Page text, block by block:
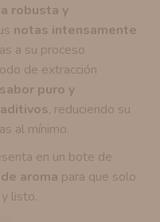
robusta y
notas intensamente
a su proceso
de extracción
puro y
, reduciendo su
al mínimo.
en un bote de
aroma para que solo
listo.